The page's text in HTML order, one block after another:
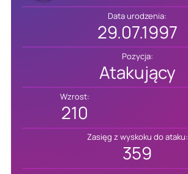
Data urodzenia:
29.07.1997
Pozycja:
Atakujący
Wzrost:
210
Zasięg z wyskoku do ataku:
359